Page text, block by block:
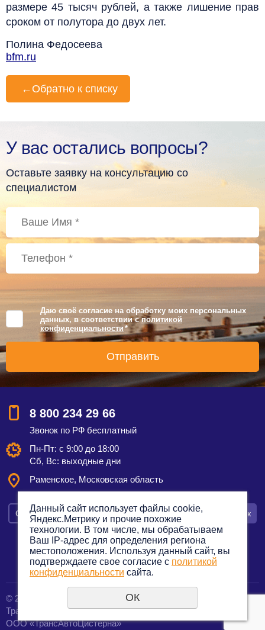
размере 45 тысяч рублей, а также лишение прав
сроком от полутора до двух лет.
Полина Федосеева
bfm.ru
← Обратно к списку
У вас остались вопросы?
Оставьте заявку на консультацию со
специалистом
Даю своё согласие на обработку моих персональных
данных, в соответствии сполитикой
конфиденциальности *
8 800 234 29 66
Звонок по РФ бесплатный
Пн-Пт: с 9:00 до 18:00
Сб, Вс: выходные дни
Раменское, Московская область
Смотреть на карте Оставить заявку Заказать звонок
Политика конфиденциальности
© 2012—2023. Все права защищены.
Транспортная компания по грузоперевозкам
ООО «ТрансАвтоЦистерна»
Данный сайт использует файлы cookie,
Яндекс.Метрику и прочие похожие
технологии. В том числе, мы обрабатываем
Ваш IP-адрес для определения региона
местоположения. Используя данный сайт, вы
подтверждаете свое согласие с политикой
конфиденциальности сайта.
ОК